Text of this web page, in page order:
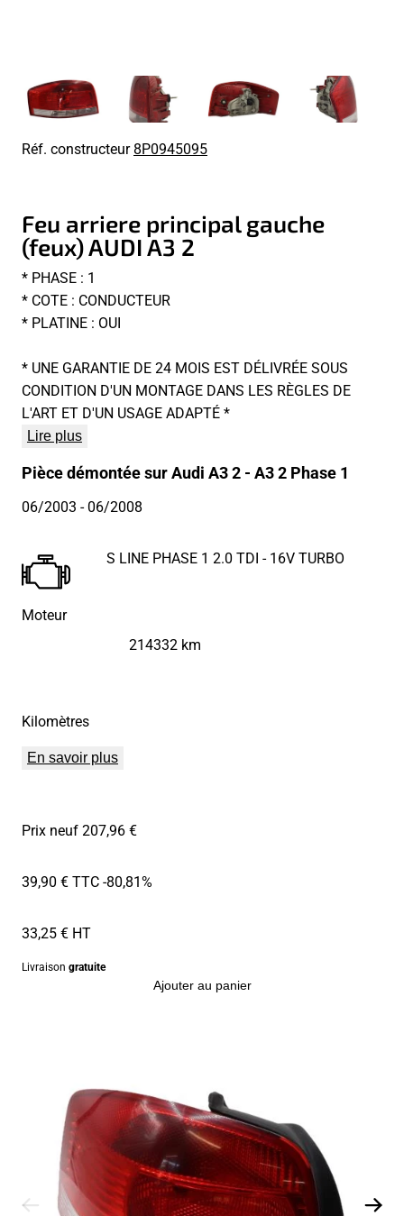
Réf. constructeur8P0945095
Feu arriere principal gauche
(feux) AUDI A3 2
* PHASE : 1
* COTE : CONDUCTEUR
* PLATINE : OUI
* UNE GARANTIE DE 24 MOIS EST DÉLIVRÉE SOUS
CONDITION D'UN MONTAGE DANS LES RÈGLES DE
L'ART ET D'UN USAGE ADAPTÉ *
Lire plus
Pièce démontée sur Audi A3 2 - A3 2 Phase 1
06/2003 - 06/2008
Moteur
S LINE PHASE 1 2.0 TDI - 16V TURBO
Kilomètres
214332 km
En savoir plus
Prix neuf 207,96 €
39,90 € TTC-80,81%
33,25 € HT
Livraison gratuite
Ajouter au panier